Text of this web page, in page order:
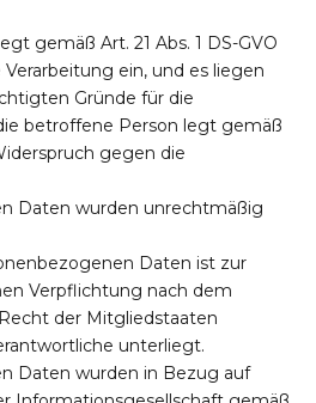
gemäß Art. 21 Abs. 1 DS-GVO
ein, und es liegen
Gründe für die
betroffene Person legt gemäß
gegen die
Daten wurden unrechtmäßig
Daten ist zur
Verpflichtung nach dem
der Mitgliedstaaten
unterliegt.
Daten wurden in Bezug auf